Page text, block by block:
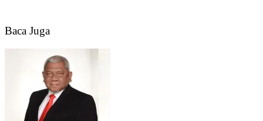
Baca Juga